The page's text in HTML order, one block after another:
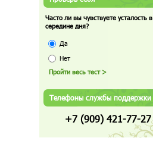
Часто ли вы чувствуете усталость в
середине дня?
Да
Нет
Телефоны службы поддержки
+7 (909) 421-77-27